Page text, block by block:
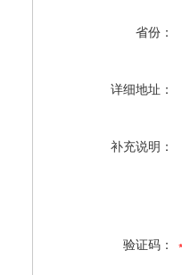
省份：
详细地址：
补充说明：
验证码：